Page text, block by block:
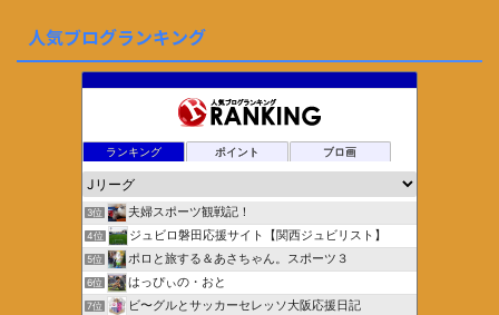
人気ブログランキング
ランキング ポイント ブロ画
3位 夫婦スポーツ観戦記！
4位 ジュビロ磐田応援サイト【関西ジュビリスト】
5位 ポロと旅する＆あさちゃん。スポーツ３
6位 はっぴぃの・おと
7位 ビ〜グルとサッカーセレッソ大阪応援日記